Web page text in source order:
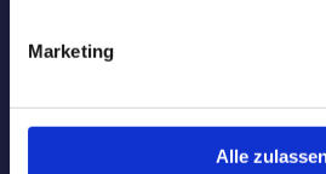
Marketing
Alle
Fakt 1
Wir offerieren bezahlbare